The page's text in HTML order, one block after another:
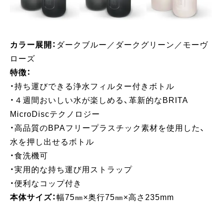
カラー展開： ダークブルー／ダークグリーン／モーヴ
ローズ​
特徴：
・持ち運びできる浄水フィルター付きボトル​​
・４週間おいしい水が楽しめる、革新的なBRITA
MicroDiscテクノロジー​
・高品質のBPAフリープラスチック素材を使用した、
水を押し出せるボトル​
・食洗機可​
・実用的な持ち運び用ストラップ​
・便利なコップ付き​
本体サイズ：幅75㎜×奥行75㎜×高さ235mm​